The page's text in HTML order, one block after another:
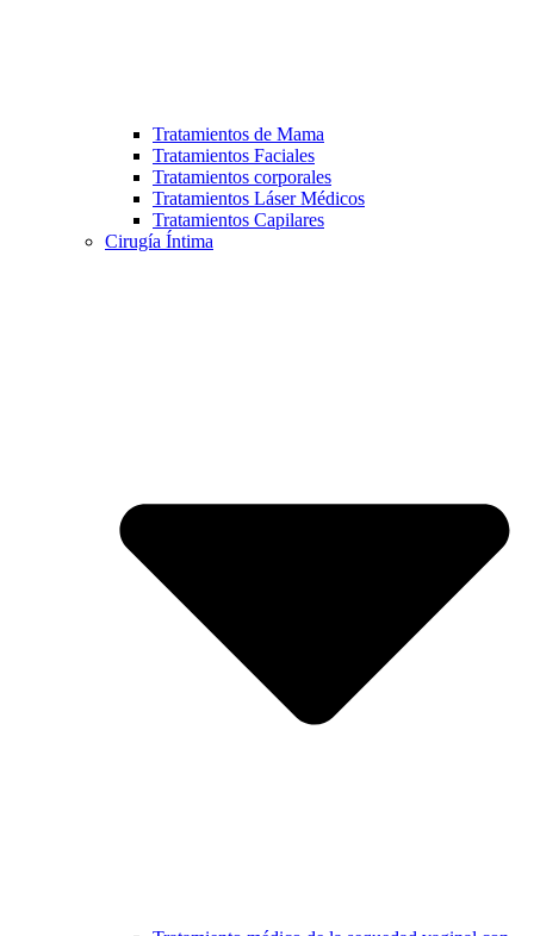
Tratamientos de Mama
Tratamientos Faciales
Tratamientos corporales
Tratamientos Láser Médicos
Tratamientos Capilares
Cirugía Íntima